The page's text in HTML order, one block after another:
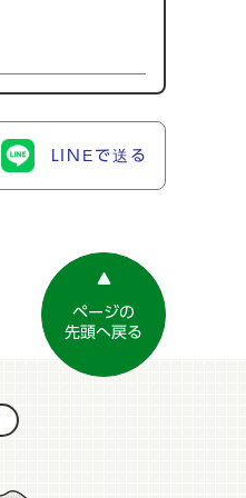
LINEで送る
ページの
先頭へ戻る